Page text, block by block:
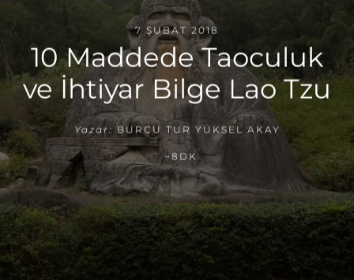
7 ŞUBAT 2018
10 Maddede Taoculuk
ve İhtiyar Bilge Lao Tzu
Yazar: BURCU TUR YÜKSEL AKAY
~8DK